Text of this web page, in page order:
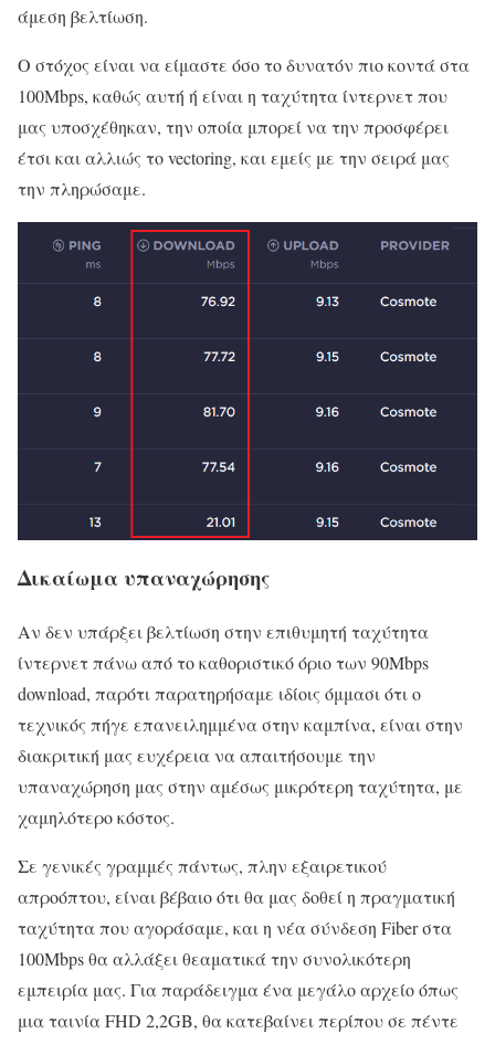
άμεση βελτίωση.
Ο στόχος είναι να είμαστε όσο το δυνατόν πιο κοντά στα
100Mbps, καθώς αυτή ή είναι η ταχύτητα ίντερνετ που
μας υποσχέθηκαν, την οποία μπορεί να την προσφέρει
έτσι και αλλιώς το vectoring, και εμείς με την σειρά μας
την πληρώσαμε.
Δικαίωμα υπαναχώρησης
Αν δεν υπάρξει βελτίωση στην επιθυμητή ταχύτητα
ίντερνετ πάνω από το καθοριστικό όριο των 90Mbps
download, παρότι παρατηρήσαμε ιδίοις όμμασι ότι ο
τεχνικός πήγε επανειλημμένα στην καμπίνα, είναι στην
διακριτική μας ευχέρεια να απαιτήσουμε την
υπαναχώρηση μας στην αμέσως μικρότερη ταχύτητα, με
χαμηλότερο κόστος.
Σε γενικές γραμμές πάντως, πλην εξαιρετικού
απροόπτου, είναι βέβαιο ότι θα μας δοθεί η πραγματική
ταχύτητα που αγοράσαμε, και η νέα σύνδεση Fiber στα
100Mbps θα αλλάξει θεαματικά την συνολικότερη
εμπειρία μας. Για παράδειγμα ένα μεγάλο αρχείο όπως
μια ταινία FHD 2,2GB, θα κατεβαίνει περίπου σε πέντε